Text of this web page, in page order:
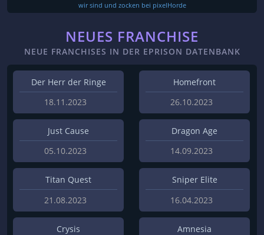
wir sind und zocken bei pixelHorde
NEUES FRANCHISE
NEUE FRANCHISES IN DER EPRISON DATENBANK
Der Herr der Ringe
18.11.2023
Homefront
26.10.2023
Just Cause
05.10.2023
Dragon Age
14.09.2023
Titan Quest
21.08.2023
Sniper Elite
16.04.2023
Crysis Amnesia